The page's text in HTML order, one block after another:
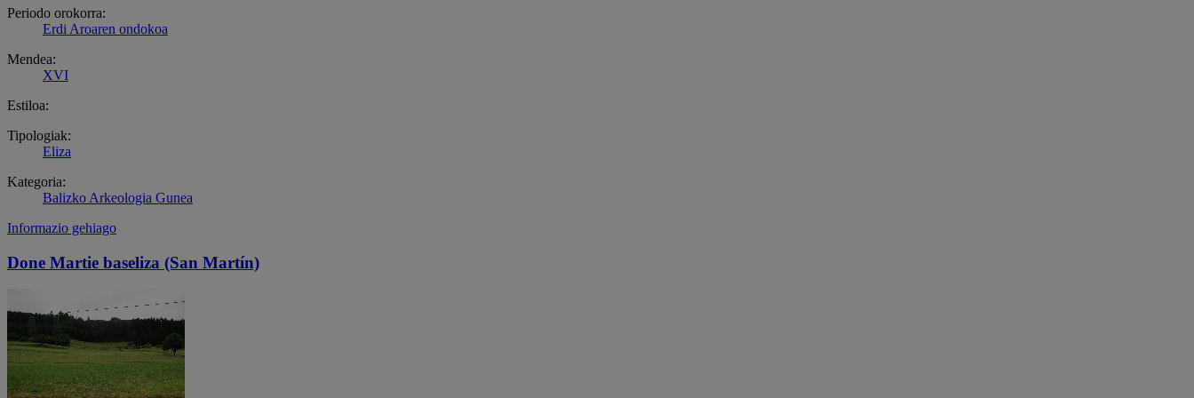
Periodo orokorra:
Erdi Aroaren ondokoa
Mendea:
XVI
Estiloa:
Tipologiak:
Eliza
Kategoria:
Balizko Arkeologia Gunea
Informazio gehiago
Done Martie baseliza (San Martín)